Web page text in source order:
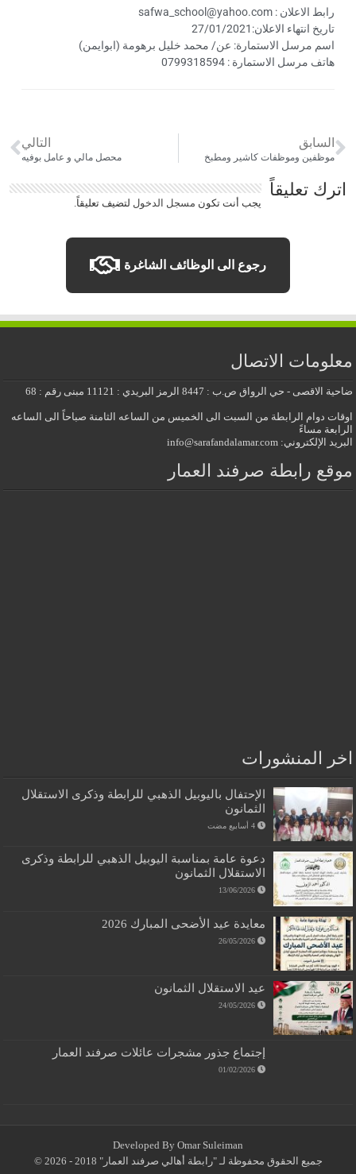
رابط الاعلان : safwa_school@yahoo.com
تاريخ انتهاء الاعلان:27/01/2021
اسم مرسل الاستمارة: عن/ محمد خليل برهومة (ابوايمن)
هاتف مرسل الاستمارة : 0799318594
السابق
موظفين وموظفات كاشير ومطبخ
التالي
محصل مالي و عامل بوفيه
اترك تعليقاً
يجب أنت تكون مسجل الدخول لتضيف تعليقاً.
رجوع الى الوظائف الشاغرة
معلومات الاتصال
ضاحية الاقصى - حي الرواق ص.ب : 8447 الرمز البريدي : 11121 مبنى رقم : 68
اوقات دوام الرابطة من السبت الى الخميس من الساعه الثامنة صباحاً الى الساعه
الرابعة مساءً
البريد الإلكتروني: info@sarafandalamar.com
موقع رابطة صرفند العمار
اخر المنشورات
الإحتفال باليوبيل الذهبي للرابطة وذكرى الاستقلال
الثمانون
‏4 أسابيع مضت
دعوة عامة بمناسبة اليوبيل الذهبي للرابطة وذكرى
الاستقلال الثمانون
13/06/2026
معايدة عيد الأضحى المبارك 2026
26/05/2026
عيد الاستقلال الثمانون
24/05/2026
إجتماع جذور مشجرات عائلات صرفند العمار
01/02/2026
Developed By Omar Suleiman
جميع الحقوق محفوظة لـ "رابطة أهالي صرفند العمار" 2018 - 2026 ©